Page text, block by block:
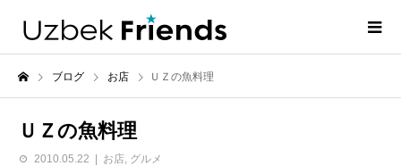
ブログ お店 ＵＺの魚料理
ＵＺの魚料理
2010.05.22 お店 グルメ